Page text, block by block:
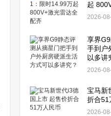
起
2026-
享界
手到户
以多讲
2026-
宝马新
折合51
2026-